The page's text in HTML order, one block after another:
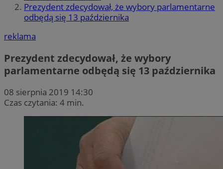
Prezydent zdecydował, że wybory parlamentarne
odbędą się 13 października
reklama
Prezydent zdecydował, że wybory
parlamentarne odbędą się 13 października
08 sierpnia 2019 14:30
Czas czytania: 4 min.